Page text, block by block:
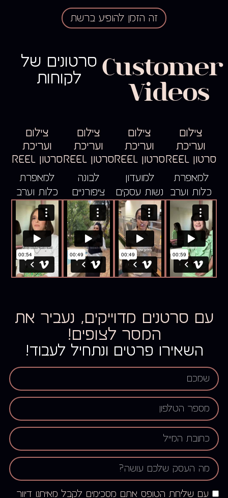
זה הזמן להופיע ברשת
Customer
Videos
סרטונים של
לקוחות
צילום
ועריכת
סרטון REEL
למאפרת
כלות וערב
צילום
ועריכת
סרטון REEL
למועדון
נשות עסקים
צילום
ועריכת
סרטון REEL
לבונה
ציפורניים
צילום
ועריכת
סרטון REEL
למאפרת
כלות וערב
עם סרטנים מדוייקים, נעביר את
המסר לצופים!
השאירו פרטים ונתחיל לעבוד!
עם שליחת הטופס אתם מסכימים לקבל מאיתנו דיוור